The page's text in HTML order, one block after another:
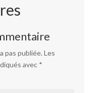
pas publiée. Les
avec *